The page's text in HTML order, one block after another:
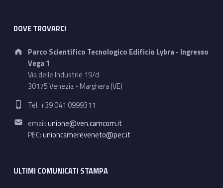
DOVE TROVARCI
Address:
Parco Scientifico Tecnologico Edificio Lybra - Ingresso
Vega 1
Via delle Industrie 19/d
30175 Venezia - Marghera (VE)
Phone number:
Tel. +39 041 0999311
Email address:
email:unione@ven.camcom.it
PEC:unioncamereveneto@pec.it
ULTIMI COMUNICATI STAMPA